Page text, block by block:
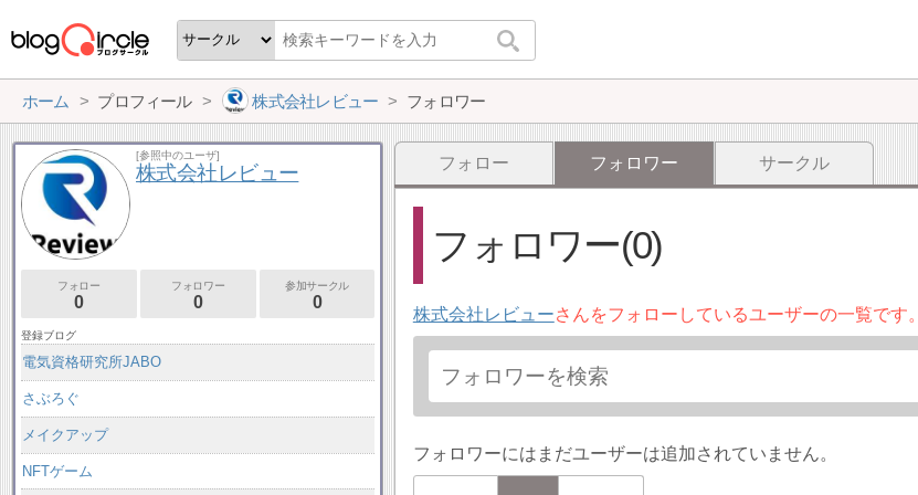
ホーム プロフィール 株式会社レビュー フォロワー
フォロー フォロワー サークル
フォロワー(0)
株式会社レビューさんをフォローしているユーザーの一覧です。
フォロワーにはまだユーザーは追加されていません。
[参照中のユーザ]
株式会社レビュー
フォロー
0
フォロワー
0
参加サークル
0
登録ブログ
電気資格研究所JABO
さぶろぐ
メイクアップ
NFTゲーム